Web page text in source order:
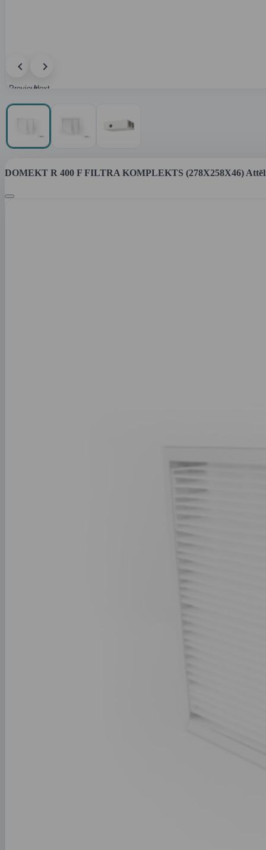
PreviousNext
DOMEKT R 400 F FILTRA KOMPLEKTS (278X258X46)